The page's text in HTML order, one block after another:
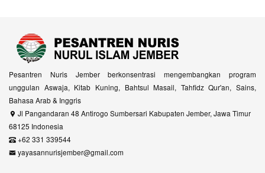
Pesantren Nuris Jember berkonsentrasi mengembangkan program
unggulan Aswaja, Kitab Kuning, Bahtsul Masail, Tahfidz Qur'an, Sains,
Bahasa Arab & Inggris
Jl Pangandaran 48 Antirogo Sumbersari Kabupaten Jember, Jawa Timur
68125 Indonesia
+62 331 339544
yayasannurisjember@gmail.com